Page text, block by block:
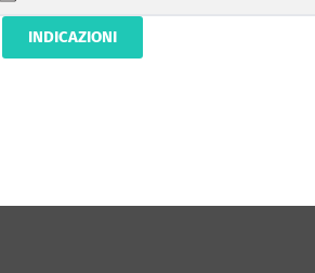
INDICAZIONI